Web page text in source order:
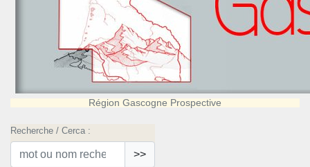
Région Gascogne Prospective
Recherche / Cerca :
>>